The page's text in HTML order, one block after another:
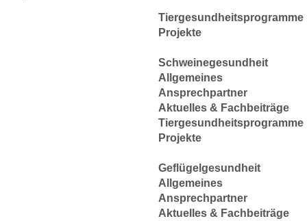
Tiergesundheitsprogramme
Projekte
Schweinegesundheit
Allgemeines
Ansprechpartner
Aktuelles & Fachbeiträge
Tiergesundheitsprogramme
Projekte
Geflügelgesundheit
Allgemeines
Ansprechpartner
Aktuelles & Fachbeiträge